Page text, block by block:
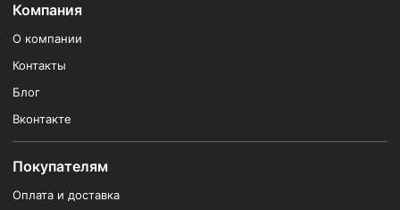
Компания
О компании
Контакты
Блог
Вконтакте
Покупателям
Оплата и доставка